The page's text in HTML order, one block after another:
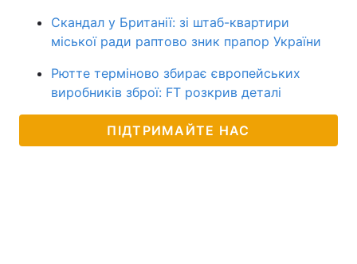
Скандал у Британії: зі штаб-квартири
міської ради раптово зник прапор України
Рютте терміново збирає європейських
виробників зброї: FT розкрив деталі
ПІДТРИМАЙТЕ НАС